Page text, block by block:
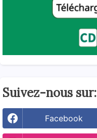
Suivez-nous sur:
Facebook